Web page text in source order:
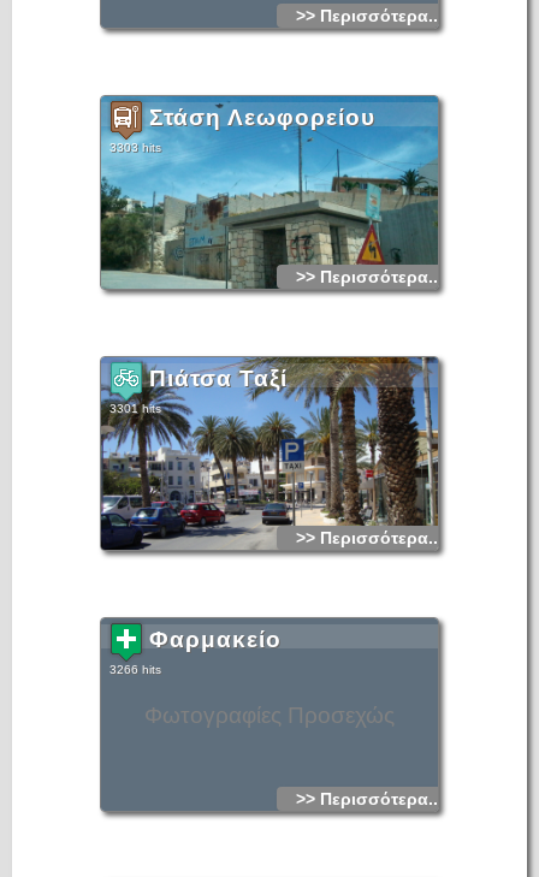
>> Περισσότερα...
Στάση Λεωφορείου
3303 hits
>> Περισσότερα...
Πιάτσα Ταξί
3301 hits
>> Περισσότερα...
Φωτογραφίες Προσεχώς
Φαρμακείο
3266 hits
>> Περισσότερα...